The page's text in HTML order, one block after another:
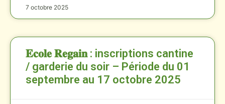
7 octobre 2025
𝐄𝐜𝐨𝐥𝐞 𝐑𝐞𝐠𝐚𝐢𝐧 : inscriptions cantine
/ garderie du soir – Période du 01
septembre au 17 octobre 2025